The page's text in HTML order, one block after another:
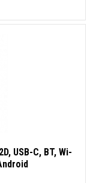
USB-C, BT, Wi-